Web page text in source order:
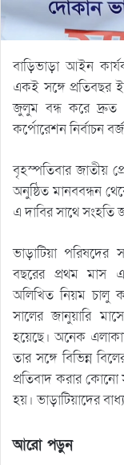
বাড়িভাড়া আইন
একই সঙ্গে প্রতিবছর
জুলুম বন্ধ করে দ্রুত
কর্পোরেশন নির্বাচন
বৃহস্পতিবার জাতীয়
অনুষ্ঠিত মানববন্ধন
এ দাবির সাথে সংহতি
ভাড়াটিয়া
বছরের প্রথম মাস
অলিখিত নিয়ম চালু
সালের জানুয়ারি
হয়েছে। অনেক
তার সঙ্গে বিভিন্ন
প্রতিবাদ করার কোনো
হয়। ভাড়াটিয়াদের
আরো পড়ুন